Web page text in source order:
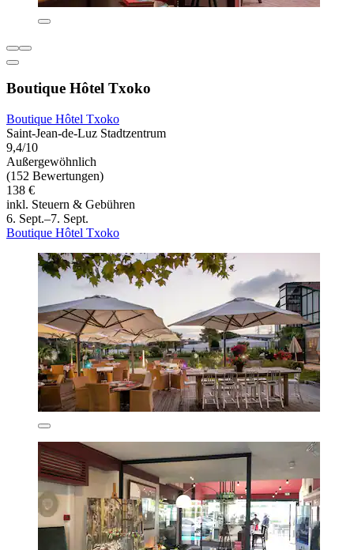
Boutique Hôtel Txoko
Boutique Hôtel Txoko
Saint-Jean-de-Luz Stadtzentrum
9,4/10
Außergewöhnlich
(152 Bewertungen)
138 €
inkl. Steuern & Gebühren
6. Sept.–7. Sept.
Boutique Hôtel Txoko